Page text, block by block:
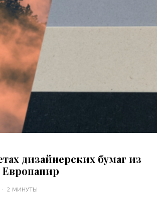
дизайнерских бумаг из
· 2 МИНУТЫ